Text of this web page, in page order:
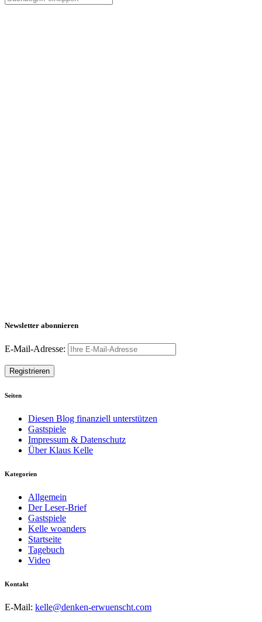
Newsletter abonnieren
E-Mail-Adresse:
Seiten
Diesen Blog finanziell unterstützen
Gastspiele
Impressum & Datenschutz
Über Klaus Kelle
Kategorien
Allgemein
Der Leser-Brief
Gastspiele
Kelle woanders
Startseite
Tagebuch
Video
Kontakt
E-Mail: kelle@denken-erwuenscht.com